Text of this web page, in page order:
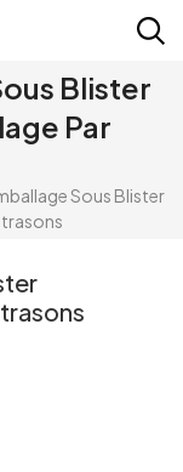
Blister
Par
Sous Blister